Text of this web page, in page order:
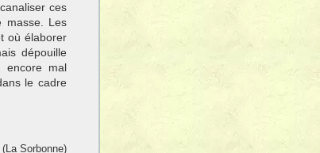
ces
masse. Les
où élaborer
dépouille
encore mal
le cadre
Sorbonne)